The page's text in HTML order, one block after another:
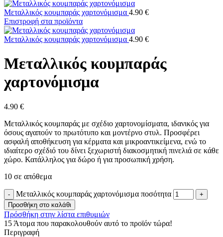
Μεταλλικός κουμπαράς χαρτονόμισμα 4.90 €
Επιστροφή στα προϊόντα
Μεταλλικός κουμπαράς χαρτονόμισμα 4.90 €
Μεταλλικός κουμπαράς
χαρτονόμισμα
4.90 €
Μεταλλικός κουμπαράς με σχέδιο χαρτονομίσματα, ιδανικός για
όσους αγαπούν το πρωτότυπο και μοντέρνο στυλ. Προσφέρει
ασφαλή αποθήκευση για κέρματα και μικροαντικείμενα, ενώ το
ιδιαίτερο σχέδιό του δίνει ξεχωριστή διακοσμητική πινελιά σε κάθε
χώρο. Κατάλληλος για δώρο ή για προσωπική χρήση.
10 σε απόθεμα
Μεταλλικός κουμπαράς χαρτονόμισμα ποσότητα
Προσθήκη στο καλάθι
Πρόσθήκη στην λίστα επιθυμιών
15 Άτομα που παρακολουθούν αυτό το προϊόν τώρα!
Περιγραφή